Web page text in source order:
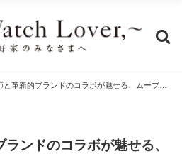
と革新的ブランドのコラボが魅せる、ムーブメ
ンドのコラボが魅せる、